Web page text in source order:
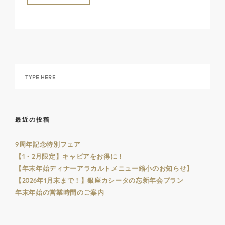
最近の投稿
9周年記念特別フェア
【1・2月限定】キャビアをお得に！
【年末年始ディナーアラカルトメニュー縮小のお知らせ】
【2026年1月末まで！】銀座カシータの忘新年会プラン
年末年始の営業時間のご案内